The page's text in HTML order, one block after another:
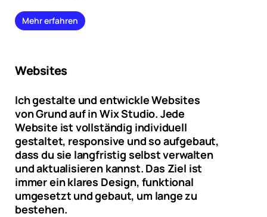
Mehr erfahren
Websites
Ich gestalte und entwickle Websites
von Grund auf in Wix Studio. Jede
Website ist vollständig individuell
gestaltet, responsive und so aufgebaut,
dass du sie langfristig selbst verwalten
und aktualisieren kannst. Das Ziel ist
immer ein klares Design, funktional
umgesetzt und gebaut, um lange zu
bestehen.